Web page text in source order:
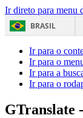
Ir direto para menu
BRASIL
Ir para o
Ir para o
Ir para a
Ir para o
GTranslate